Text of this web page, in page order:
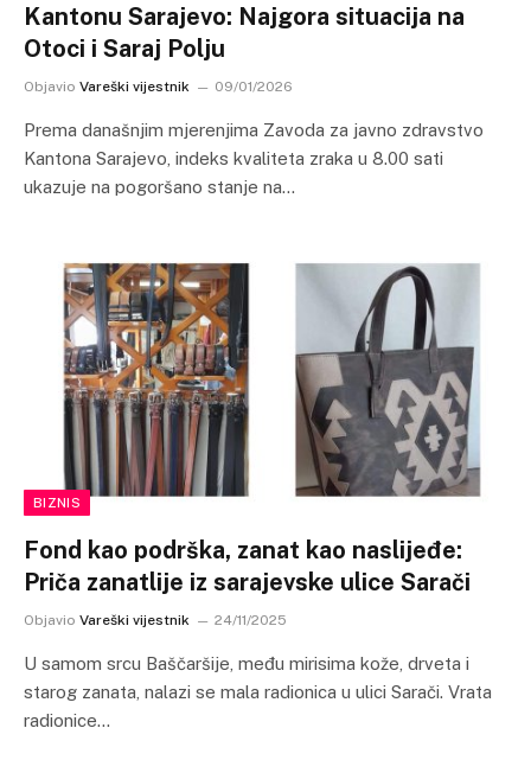
Kantonu Sarajevo: Najgora situacija na
Otoci i Saraj Polju
Objavio Vareški vijestnik 09/01/2026
Prema današnjim mjerenjima Zavoda za javno zdravstvo
Kantona Sarajevo, indeks kvaliteta zraka u 8.00 sati
ukazuje na pogoršano stanje na…
BIZNIS
Fond kao podrška, zanat kao naslijeđe:
Priča zanatlije iz sarajevske ulice Sarači
Objavio Vareški vijestnik 24/11/2025
U samom srcu Baščaršije, među mirisima kože, drveta i
starog zanata, nalazi se mala radionica u ulici Sarači. Vrata
radionice…